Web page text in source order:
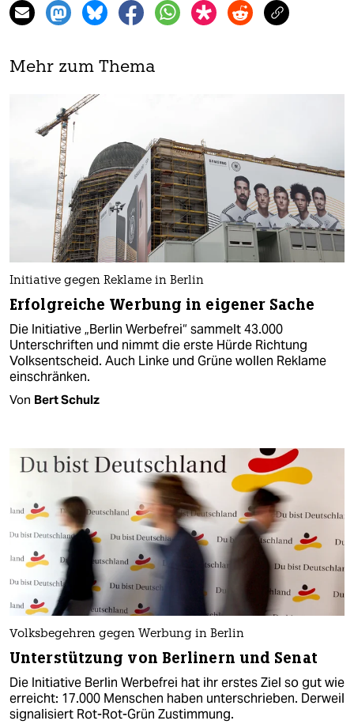
Mehr zum Thema
Initiative gegen Reklame in Berlin
Erfolgreiche Werbung in eigener Sache
Die Initiative „Berlin Werbefrei“ sammelt 43.000
Unterschriften und nimmt die erste Hürde Richtung
Volksentscheid. Auch Linke und Grüne wollen Reklame
einschränken.
Von Bert Schulz
Volksbegehren gegen Werbung in Berlin
Unterstützung von Berlinern und Senat
Die Initiative Berlin Werbefrei hat ihr erstes Ziel so gut wie
erreicht: 17.000 Menschen haben unterschrieben. Derweil
signalisiert Rot-Rot-Grün Zustimmung.